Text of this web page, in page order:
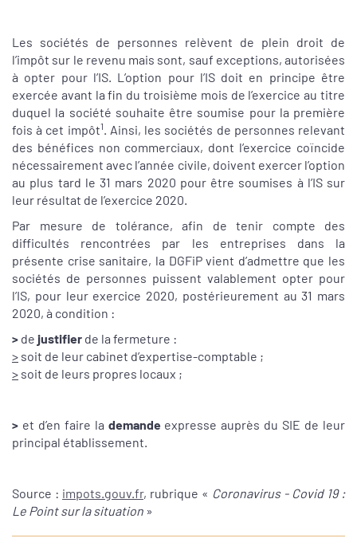
Les sociétés de personnes relèvent de plein droit de
l’impôt sur le revenu mais sont, sauf exceptions, autorisées
à opter pour l’IS. L’option pour l’IS doit en principe être
exercée avant la fin du troisième mois de l’exercice au titre
duquel la société souhaite être soumise pour la première
fois à cet impôt1. Ainsi, les sociétés de personnes relevant
des bénéfices non commerciaux, dont l’exercice coïncide
nécessairement avec l’année civile, doivent exercer l’option
au plus tard le 31 mars 2020 pour être soumises à l’IS sur
leur résultat de l’exercice 2020.
Par mesure de tolérance, afin de tenir compte des
difficultés rencontrées par les entreprises dans la
présente crise sanitaire, la DGFiP vient d’admettre que les
sociétés de personnes puissent valablement opter pour
l’IS, pour leur exercice 2020, postérieurement au 31 mars
2020, à condition :
> de justifier de la fermeture :
> soit de leur cabinet d’expertise-comptable ;
> soit de leurs propres locaux ;
> et d’en faire la demandeexpresse auprès du SIE de leur
principal établissement.
Source : impots.gouv.fr, rubrique « Coronavirus - Covid 19 :
Le Point sur la situation »